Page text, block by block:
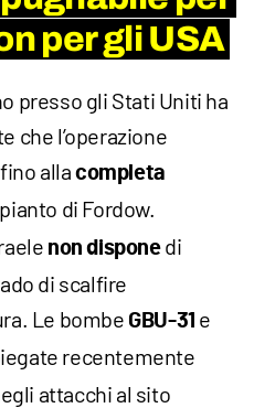
per gli USA
presso gli Stati Uniti ha
che l’operazione
allacompleta
di Fordow.
non disponedi
di scalfire
Le bombe GBU-31 e
recentemente
attacchi al sito